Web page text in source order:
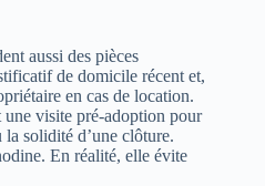
aussi des pièces
de domicile récent et,
en cas de location.
visite pré‑adoption pour
solidité d’une clôture.
En réalité, elle évite